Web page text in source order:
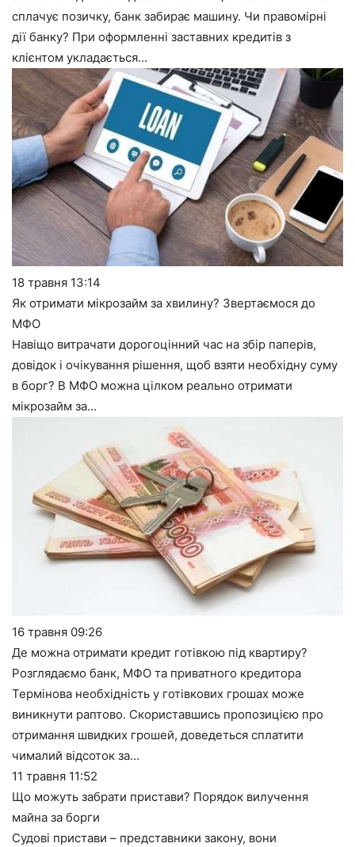
сплачує позичку, банк забирає машину. Чи правомірні
дії банку? При оформленні заставних кредитів з
клієнтом укладається…
18 травня 13:14
Як отримати мікрозайм за хвилину? Звертаємося до
МФО
Навіщо витрачати дорогоцінний час на збір паперів,
довідок і очікування рішення, щоб взяти необхідну суму
в борг? В МФО можна цілком реально отримати
мікрозайм за…
16 травня 09:26
Де можна отримати кредит готівкою під квартиру?
Розглядаємо банк, МФО та приватного кредитора
Термінова необхідність у готівкових грошах може
виникнути раптово. Скориставшись пропозицією про
отримання швидких грошей, доведеться сплатити
чималий відсоток за…
11 травня 11:52
Що можуть забрати пристави? Порядок вилучення
майна за борги
Судові пристави – представники закону, вони